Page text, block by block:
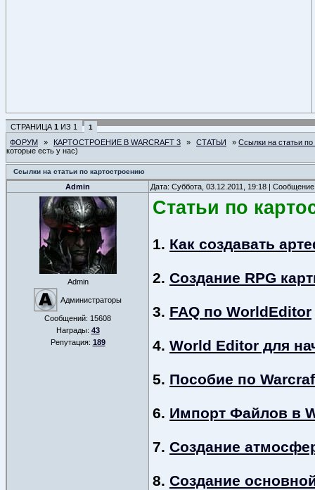
СТРАНИЦА 1 ИЗ 1 1
ФОРУМ » КАРТОСТРОЕНИЕ В WARCRAFT 3 » СТАТЬИ » Ссылки на статьи по
которые есть у нас)
Ссылки на статьи по картостроению
Admin Дата: Суббота, 03.12.2011, 19:18 |
Admin
Администраторы
Сообщений: 15608
Награды: 43
Репутация: 189
Статьи по
1. Как создавать
2. Создание RPG
3. FAQ по WorldEditor
4. World Editor для
5. Пособие по
6. Импорт Файлов в
7. Создание
8. Создание